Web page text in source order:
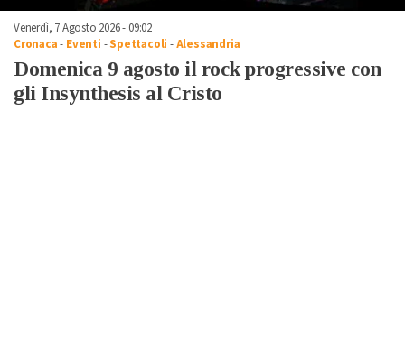
Venerdì, 7 Agosto 2026 - 09:02
Cronaca- Eventi -Spettacoli -Alessandria
Domenica 9 agosto il rock progressive con
gli Insynthesis al Cristo